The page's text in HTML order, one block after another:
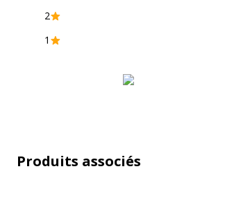
2
1
Produits associés